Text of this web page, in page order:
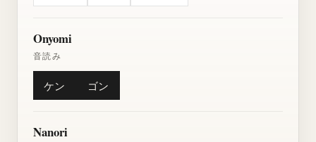
Onyomi
音読み
ケン ゴン
Nanori